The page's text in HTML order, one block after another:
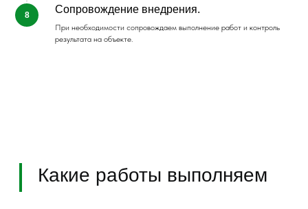
Сопровождение внедрения.
При необходимости сопровождаем выполнение работ и контроль
результата на объекте.